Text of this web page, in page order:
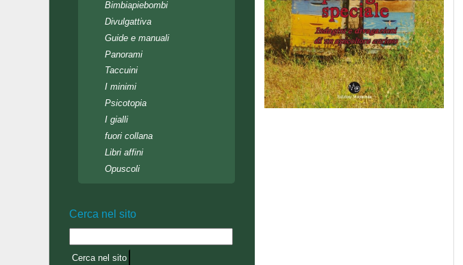
Bimbiapiebombi
Divulgattiva
Guide e manuali
Panorami
Taccuini
I minimi
Psicotopia
I gialli
fuori collana
Libri affini
Opuscoli
Cerca nel sito